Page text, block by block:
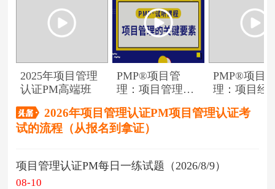
2025年项目管理
认证PM高端班
PMP®项目管
理：项目管理的
PMP®项目
理：项目经
2026年项目管理认证PM项目管理认证考
试的流程（从报名到拿证）
项目管理认证PM每日一练试题（2026/8/9）
08-10